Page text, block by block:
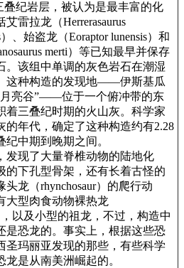
叠纪岩层，被认为是最丰富的化
雷拉龙（Herrerasaurus
）、始盗龙（Eoraptor lunensis）和
merti）等已知最早并保存
。该组中单调的灰色岩石在潮湿
这种构造的发现地——伊斯基瓜
月亮谷”——位于一个俯冲带的东
着三叠纪时期的火山灰。科学家
的年代，确定了这种构造约有2.28
纪中期到晚期之间。
发现了大量脊椎动物的陆地化
的下孔型骨架，还有长着古怪的
头龙（rhynchosaur）的爬行动
大型肉食动物裸热龙
，以及小型的祖龙，不过，构造中
是恐龙的。事实上，根据这些恐
圣玛丽亚发现的那些，有些科学
龙是从南美洲崛起的。